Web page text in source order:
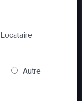
Locataire
Autre